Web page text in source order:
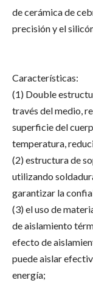
de cerámica de
precisión y el
Características:
(1) Double
través del medio,
superficie del
temperatura,
(2) estructura de
utilizando
garantizar la
(3) el uso de
de aislamiento
efecto de
puede aislar
energía;